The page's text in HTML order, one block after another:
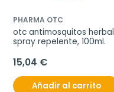
PHARMA OTC
otc antimosquitos herbal
spray repelente, 100ml.
15,04 €
Añadir al carrito